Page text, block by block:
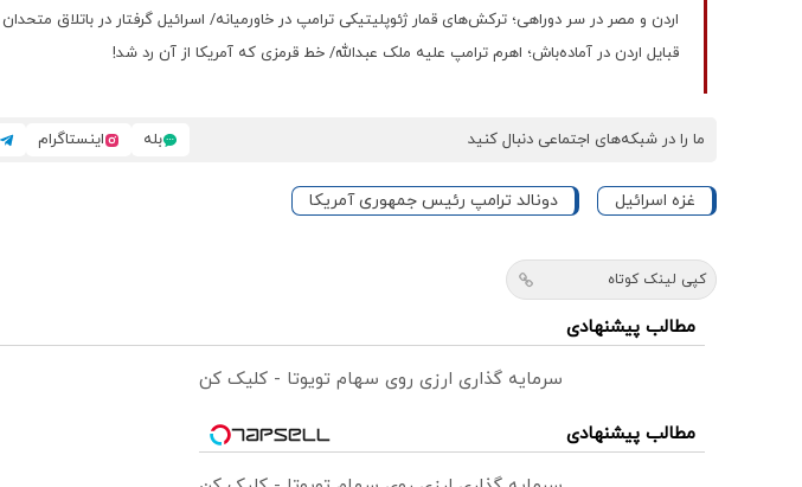
اردن و مصر در سر دوراهی؛ ترکش‌های قمار ژئوپلیتیکی ترامپ در خاورمیانه/ اسرائیل گرفتار در باتلاق متحدان
قبایل اردن در آماده‌باش؛ اهرم ترامپ علیه ملک عبدالله/ خط قرمزی که آمریکا از آن رد شد!
ما را در شبکه‌های اجتماعی دنبال کنید بله اینستاگرام
غزه اسرائیل دونالد ترامپ رئیس جمهوری آمریکا
کپی لینک کوتاه
مطالب پیشنهادی
سرمایه گذاری ارزی روی سهام تویوتا - کلیک کن
مطالب پیشنهادی